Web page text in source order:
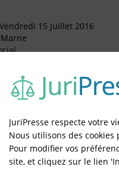
15 Juillet 2016
3 Juin 2016
(SAS)
22 Janvier 2016
Gérant
JuriPresse respecte votre
Nous utilisons des
Pour modifier vos
site, et cliquez sur le lien